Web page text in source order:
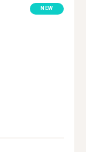
NEW